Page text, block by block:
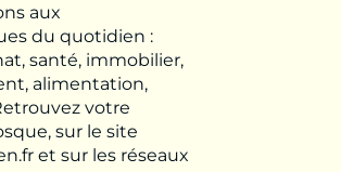
aux
du quotidien :
santé, immobilier,
alimentation,
votre
sur le site
et sur les réseaux